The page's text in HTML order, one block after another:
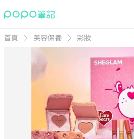
首頁 美容保養 彩妝